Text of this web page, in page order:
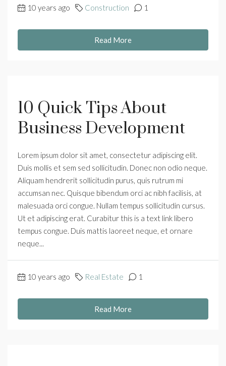
10 years ago Construction 1
Read More
10 Quick Tips About
Business Development
Lorem ipsum dolor sit amet, consectetur adipiscing elit.
Duis mollis et sem sed sollicitudin. Donec non odio neque.
Aliquam hendrerit sollicitudin purus, quis rutrum mi
accumsan nec. Quisque bibendum orci ac nibh facilisis, at
malesuada orci congue. Nullam tempus sollicitudin cursus.
Ut et adipiscing erat. Curabitur this is a text link libero
tempus congue. Duis mattis laoreet neque, et ornare
neque...
10 years ago Real Estate 1
Read More